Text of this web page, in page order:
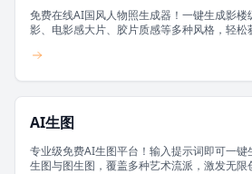
免费在线AI国风人物照生成器！一键生成影
影、电影感大片、胶片质感等多种风格，轻
AI生图
专业级免费AI生图平台！输入提示词即可一键
生图与图生图，覆盖多种艺术流派，激发无限